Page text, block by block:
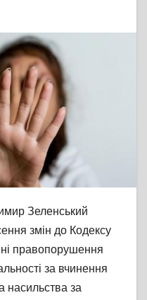
Зеленський
змін до Кодексу
правопорушення
за вчинення
насильства за